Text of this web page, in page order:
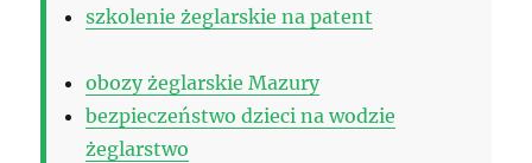
szkolenie żeglarskie na patent
obozy żeglarskie Mazury
bezpieczeństwo dzieci na wodzie
żeglarstwo